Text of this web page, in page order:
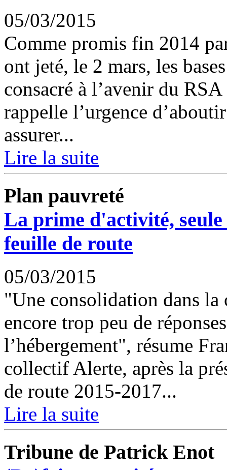
05/03/2015
Comme promis fin 2014
ont jeté, le 2 mars, les
consacré à l’avenir du
rappelle l’urgence
assurer...
Lire la suite
Plan pauvreté
La prime d'activité,
feuille de route
05/03/2015
"Une consolidation dans la
encore trop peu de
l’hébergement", résume
collectif Alerte, après la
de route 2015-2017...
Lire la suite
Tribune de Patrick Enot